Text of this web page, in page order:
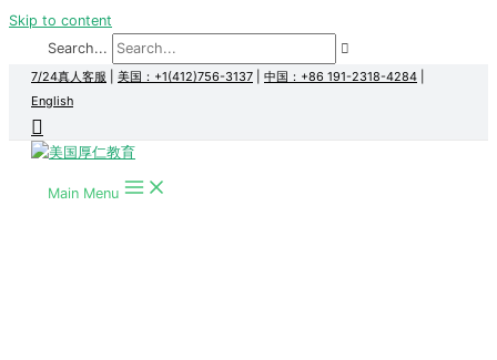
Skip to content
Search...
7/24真人客服 美国：+1(412)756-3137 中国：+86 191-2318-4284
English
Main Menu